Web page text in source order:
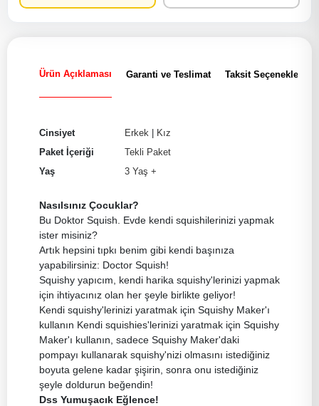
Ürün Açıklaması Garanti ve Teslimat Taksit Seçenekleri
Cinsiyet Erkek | Kız
Paket İçeriği
Tekli Paket
Yaş
3 Yaş +
Nasılsınız Çocuklar?
Bu Doktor Squish. Evde kendi squishilerinizi yapmak
ister misiniz?
Artık hepsini tıpkı benim gibi kendi başınıza
yapabilirsiniz: Doctor Squish!
Squishy yapıcım, kendi harika squishy'lerinizi yapmak
için ihtiyacınız olan her şeyle birlikte geliyor!
Kendi squishy'lerinizi yaratmak için Squishy Maker'ı
kullanın Kendi squishies'lerinizi yaratmak için Squishy
Maker'ı kullanın, sadece Squishy Maker'daki
pompayı kullanarak squishy'nizi olmasını istediğiniz
boyuta gelene kadar şişirin, sonra onu istediğiniz
şeyle doldurun beğendin!
Dss Yumuşacık Eğlence!